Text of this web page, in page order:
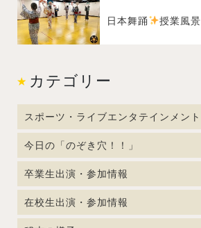
日本舞踊 授業風景
カテゴリー
スポーツ・ライブエンタテインメント
今日の「のぞき穴！！」
卒業生出演・参加情報
在校生出演・参加情報